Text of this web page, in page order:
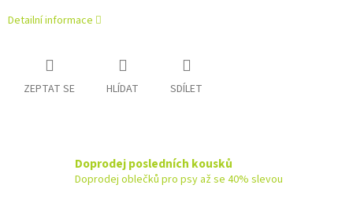
Detailní informace
ZEPTAT SE HLÍDAT SDÍLET
Doprodej posledních kousků
Doprodej oblečků pro psy až se 40% slevou